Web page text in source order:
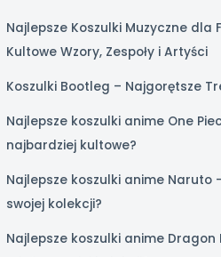
Najlepsze Koszulki Muzyczne dla
Kultowe Wzory, Zespoły i Artyści
Koszulki Bootleg – Najgorętsze
Najlepsze koszulki anime One
najbardziej kultowe?
Najlepsze koszulki anime Naruto
swojej kolekcji?
Najlepsze koszulki anime